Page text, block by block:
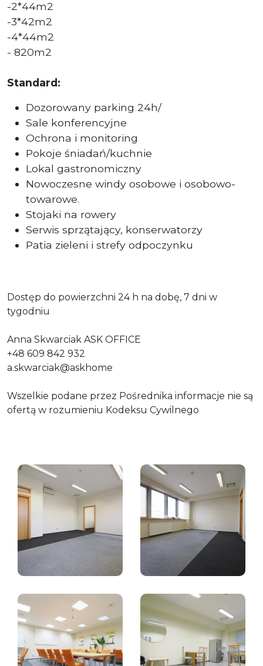
-2*44m2
-3*42m2
-4*44m2
- 820m2
Standard:
Dozorowany parking 24h/
Sale konferencyjne
Ochrona i monitoring
Pokoje śniadań/kuchnie
Lokal gastronomiczny
Nowoczesne windy osobowe i osobowo-
towarowe.
Stojaki na rowery
Serwis sprzątający, konserwatorzy
Patia zieleni i strefy odpoczynku
Dostęp do powierzchni 24 h na dobę, 7 dni w
tygodniu
Anna Skwarciak ASK OFFICE
+48 609 842 932
a.skwarciak@askhome
Wszelkie podane przez Pośrednika informacje nie są
ofertą w rozumieniu Kodeksu Cywilnego